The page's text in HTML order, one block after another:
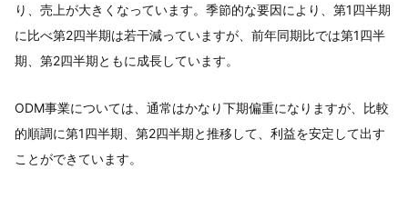
り、売上が大きくなっています。季節的な要因により、第1四半期
に比べ第2四半期は若干減っていますが、前年同期比では第1四半
期、第2四半期ともに成長しています。
ODM事業については、通常はかなり下期偏重になりますが、比較
的順調に第1四半期、第2四半期と推移して、利益を安定して出す
ことができています。